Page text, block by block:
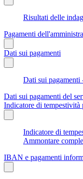
Risultati delle
Pagamenti
Dati sui pagamenti
Dati sui pagamenti
Dati sui pagamenti del
Indicatore di tempestività
Indicatore di
Ammontare
IBAN e pagamenti